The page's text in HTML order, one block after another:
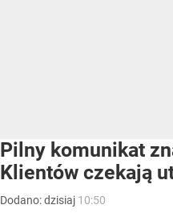
Pilny komunikat
Klientów czekają
Dodano:dzisiaj 10:50